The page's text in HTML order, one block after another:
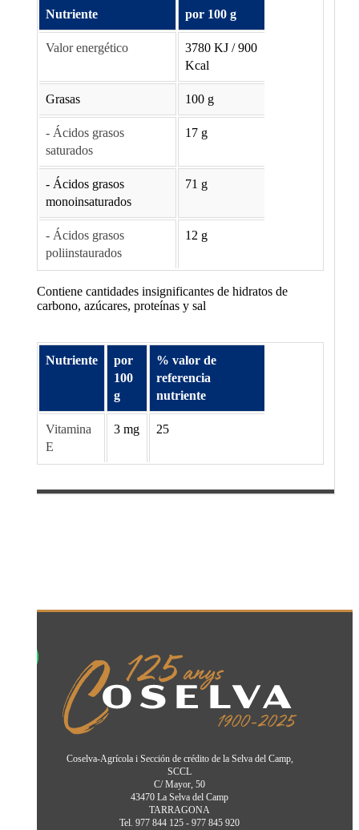
Nutriente por 100 g
Valor energético
3780 KJ / 900
Kcal
Grasas 100 g
- Ácidos grasos
saturados
17 g
- Ácidos grasos
monoinsaturados
71 g
- Ácidos grasos
poliinstaurados
12 g
Contiene cantidades insignificantes de hidratos de
carbono, azúcares, proteínas y sal
Nutriente
por
100
g
% valor de
referencia
nutriente
Vitamina
E
3 mg 25
Coselva-Agrícola i Sección de crédito de la Selva del Camp,
SCCL
C/ Mayor, 50
43470 La Selva del Camp
TARRAGONA
Tel. 977 844 125 - 977 845 920